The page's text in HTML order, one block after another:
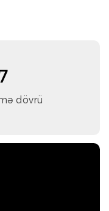
dövrü